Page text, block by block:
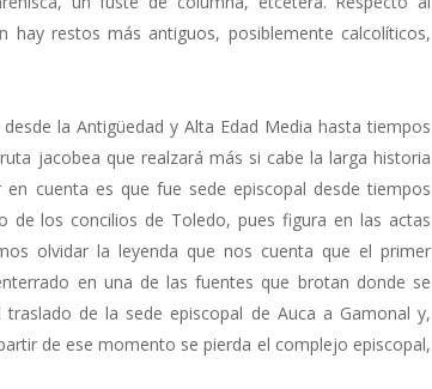
restos más antiguos, posiblemente calcolíticos,
la Antigüedad y Alta Edad Media hasta tiempos
jacobea que realzará más si cabe la larga historia
cuenta es que fue sede episcopal desde tiempos
de los concilios de Toledo, pues figura en las actas
olvidar la leyenda que nos cuenta que el primer
en una de las fuentes que brotan donde se
de la sede episcopal de Auca a Gamonal y,
de ese momento se pierda el complejo episcopal,